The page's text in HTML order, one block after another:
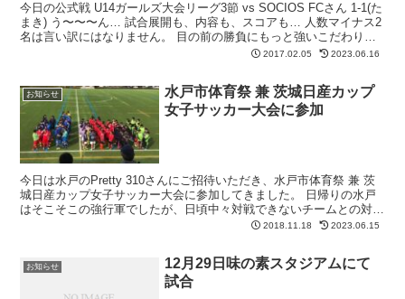
今日の公式戦 U14ガールズ大会リーグ3節 vs SOCIOS FCさん 1-1(た
まき) う〜〜〜ん… 試合展開も、内容も、スコアも… 人数マイナス2
名は言い訳にはなりません。 目の前の勝負にもっと強いこだわりを
2017.02.05 2023.06.16
お知らせ
水戸市体育祭 兼 茨城日産カップ
女子サッカー大会に参加
今日は水戸のPretty 310さんにご招待いただき、水戸市体育祭 兼 茨
城日産カップ女子サッカー大会に参加してきました。 日帰りの水戸
はそこそこの強行軍でしたが、日頃中々対戦できないチームとの対戦
は、貴重な経験値積み上げの場になったと思い...2018.11.18 2023.06.15
お知らせ
12月29日味の素スタジアムにて
試合